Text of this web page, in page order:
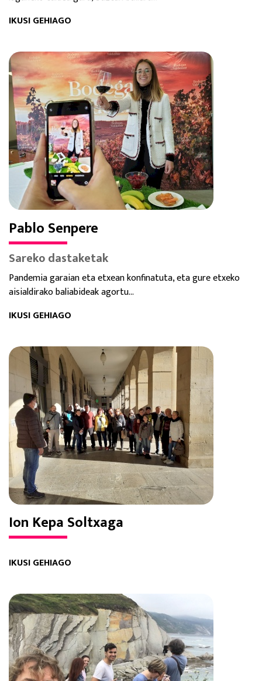
IKUSI GEHIAGO
Pablo Senpere
Sareko dastaketak
Pandemia garaian eta etxean konfinatuta, eta gure etxeko
aisialdirako baliabideak agortu...
IKUSI GEHIAGO
Ion Kepa Soltxaga
IKUSI GEHIAGO